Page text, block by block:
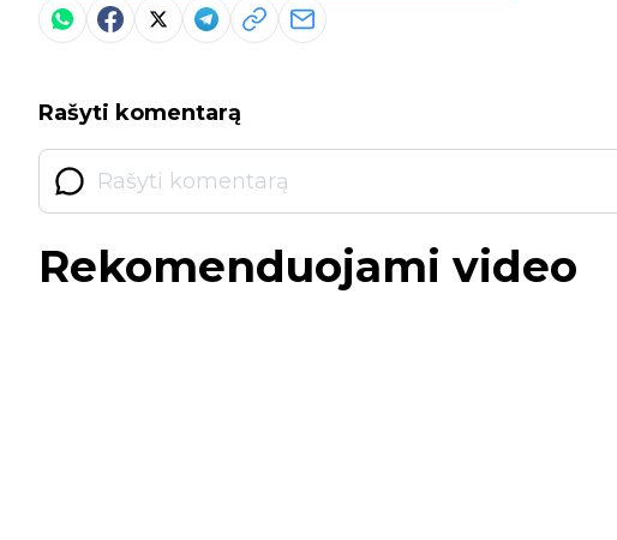
Rašyti komentarą
Rekomenduojami video